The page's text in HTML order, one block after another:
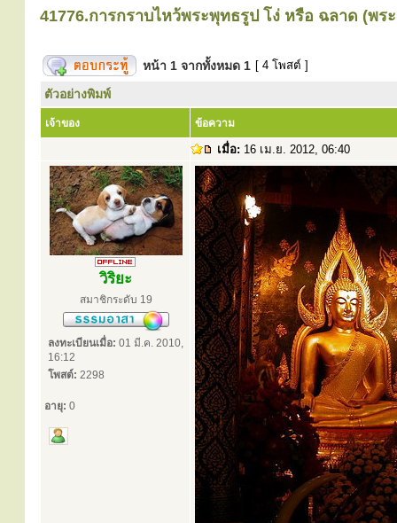
41776.การกราบไหว้พระพุทธรูป โง่ หรือ ฉลาด (พร
หน้า 1 จากทั้งหมด 1 [ 4 โพสต์ ]
ตัวอย่างพิมพ์
เจ้าของ ข้อความ
เมื่อ: 16 เม.ย. 2012, 06:40
วิริยะ
สมาชิกระดับ 19
ลงทะเบียนเมื่อ: 01 มี.ค. 2010,
16:12
โพสต์: 2298
อายุ: 0